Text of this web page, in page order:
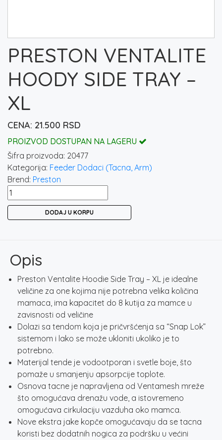
PRESTON VENTALITE
HOODY SIDE TRAY –
XL
21.500 RSD
PROIZVOD DOSTUPAN NA LAGERU
Šifra proizvoda: 20477
Kategorija: Feeder Dodaci (Tacna, Arm)
Brend: Preston
PRESTON
VENTALITE
XL
količina
DODAJ U KORPU
Opis
Preston Ventalite Hoodie Side Tray – XL je idealne
veličine za one kojima nije potrebna velika količina
mamaca, ima kapacitet do 8 kutija za mamce u
zavisnosti od veličine
Dolazi sa tendom koja je pričvršćenja sa “Snap Lok”
sistemom i lako se može ukloniti ukoliko je to
potrebno.
Materijal tende je vodootporan i svetle boje, što
pomaže u smanjenju apsorpcije toplote.
Osnova tacne je napravljena od Ventamesh mreže
što omogućava drenažu vode, a istovremeno
omogućava cirkulaciju vazduha oko mamca.
Nove ekstra jake kopče omogućavaju da se tacna
koristi bez dodatnih nogica za podršku u većini